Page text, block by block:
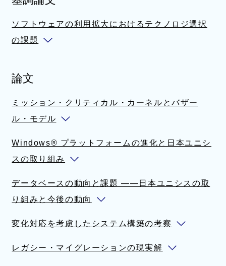
く
ィ
ン
ド
く
ソフトウェアの利用拡大におけるテクノロジ選択
の課題
論文
ミッション・クリティカル・カーネルとバザー
ル・モデル
Windows® プラットフォームの進化と日本ユニシ
スの取り組み
データベースの動向と課題 ——日本ユニシスの取
り組みと今後の動向
変化対応を考慮したシステム構築の考察
レガシー・マイグレーションの現実解